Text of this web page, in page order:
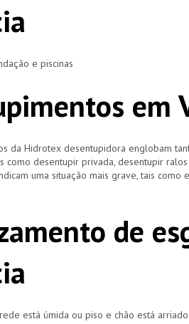
e piscinas
em
da Hidrotex desentupidora englobam
como desentupir privada, desentupir
uma situação mais grave, tais
de
está úmida ou piso e chão está